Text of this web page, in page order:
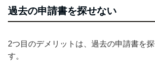
過去の申請書を探せない
2つ目のデメリットは、過去の申請書を
す。